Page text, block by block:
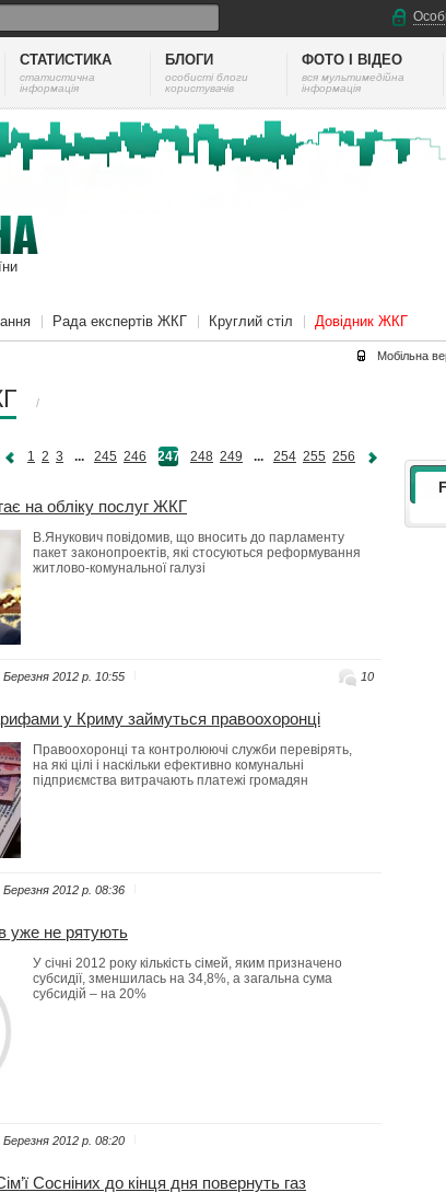
СТАТИСТИКА
cтатистична
інформація
БЛОГИ
особисті блоги
користувачів
ФОТО І ВІДЕО
вся мультимедійна
інформація
Рада експертів ЖКГ Круглий стіл Довідник ЖКГ
Мобільна
/
1 2 3 ... 245 246 247 248 249 ... 254 255 256
на обліку послуг ЖКГ
В.Янукович повідомив, що вносить до парламенту
пакет законопроектів, які стосуються реформування
житлово-комунальної галузі
Березня 2012 p. 10:55 10
у Криму займуться правоохоронці
Правоохоронці та контролюючі служби перевірять,
на які цілі і наскільки ефективно комунальні
підприємства витрачають платежі громадян
Березня 2012 p. 08:36
уже не рятують
У сiчнi 2012 року кількість сімей, яким призначено
субсидії, зменшилась на 34,8%, а загальна сума
субсидій – на 20%
Березня 2012 p. 08:20
Сосніних до кінця дня повернуть газ